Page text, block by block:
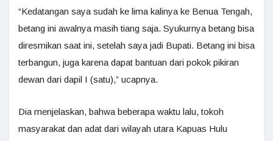
“Kedatangan saya sudah ke lima kalinya ke Benua Tengah,
betang ini awalnya masih tiang saja. Syukurnya betang bisa
diresmikan saat ini, setelah saya jadi Bupati. Betang ini bisa
terbangun, juga karena dapat bantuan dari pokok pikiran
dewan dari dapil I (satu),” ucapnya.
Dia menjelaskan, bahwa beberapa waktu lalu, tokoh
masyarakat dan adat dari wilayah utara Kapuas Hulu